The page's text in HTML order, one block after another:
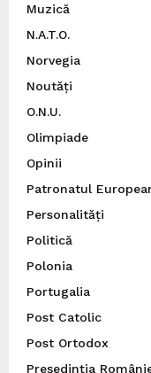
Muzică
N.A.T.O.
Norvegia
Noutăți
O.N.U.
Olimpiade
Opinii
Patronatul
Personalități
Politică
Polonia
Portugalia
Post Catolic
Post Ortodox
Preşedinţia